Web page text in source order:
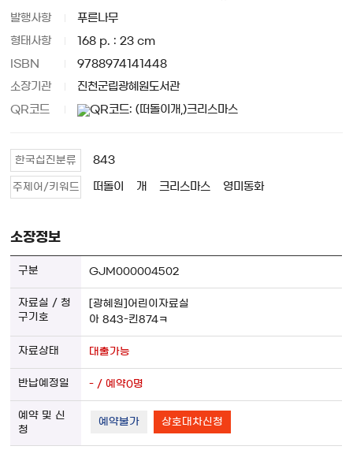
발행사항 푸른나무
형태사항 168 p. : 23 cm
ISBN 9788974141448
소장기관 진천군립광혜원도서관
QR코드
한국십진분류 843
주제어/키워드 떠돌이 개 크리스마스 영미동화
소장정보
GJM000004502
[광혜원]어린이자료실
아 843-킨874ㅋ
대출가능
- / 예약0명
예약불가 상호대차신청